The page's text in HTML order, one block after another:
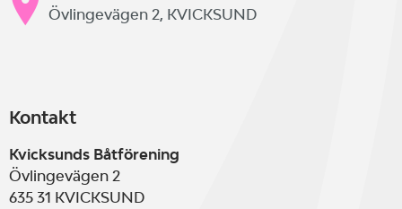
Övlingevägen 2, KVICKSUND
Kontakt
Kvicksunds Båtförening
Övlingevägen 2
635 31 KVICKSUND